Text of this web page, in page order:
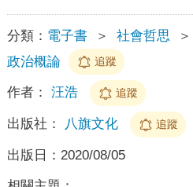
分類： 電子書 ＞ 社會哲思 ＞
政治概論
追蹤
作者： 汪浩 追蹤
出版社： 八旗文化 追蹤
出版日： 2020/08/05